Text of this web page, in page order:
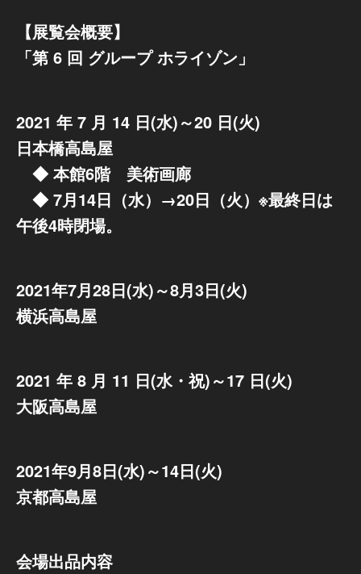
【展覧会概要】
「第 6 回 グループ ホライゾン」
2021 年 7 月 14 日(水)～20 日(火)
日本橋高島屋
◆ 本館6階 美術画廊
◆ 7月14日（水）→20日（火）※最終日は
午後4時閉場。
2021年7月28日(水)～8月3日(火)
横浜高島屋
2021 年 8 月 11 日(水・祝)～17 日(火)
大阪高島屋
2021年9月8日(水)～14日(火)
京都高島屋
会場出品内容